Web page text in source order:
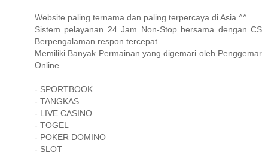
Website paling ternama dan paling terpercaya di Asia ^^
Sistem pelayanan 24 Jam Non-Stop bersama dengan CS
Berpengalaman respon tercepat
Memiliki Banyak Permainan yang digemari oleh Penggemar
Online
- SPORTBOOK
- TANGKAS
- LIVE CASINO
- TOGEL
- POKER DOMINO
- SLOT